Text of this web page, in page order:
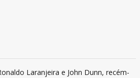
Laranjeira e John Dunn, recém-